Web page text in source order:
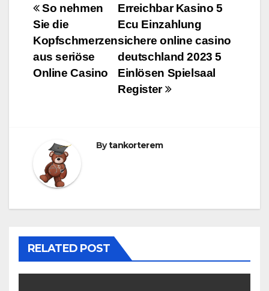
Bejegyzés
navigáció
Erreichbar Kasino 5
Ecu Einzahlung
sichere online casino
deutschland 2023 5
Einlösen Spielsaal
Register
So nehmen
Sie die
Kopfschmerzen
aus seriöse
Online Casino
Bytankorterem
RELATED POST